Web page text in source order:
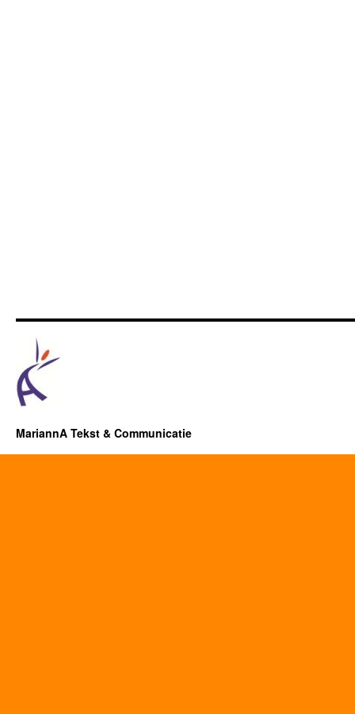
MariannA Tekst & Communicatie